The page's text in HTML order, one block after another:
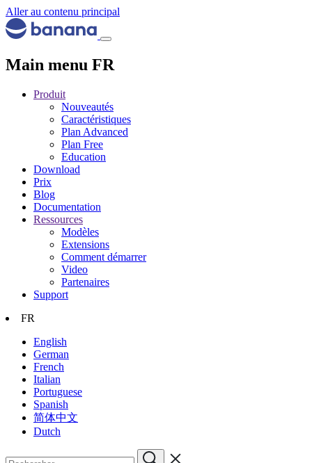
Aller au contenu principal
Main menu FR
Produit
Nouveautés
Caractéristiques
Plan Advanced
Plan Free
Education
Download
Prix
Blog
Documentation
Ressources
Modèles
Extensions
Comment démarrer
Video
Partenaires
Support
FR
English
German
French
Italian
Portuguese
Spanish
简体中文
Dutch